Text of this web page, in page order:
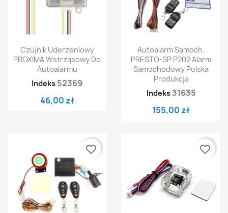
Czujnik Uderzeniowy
PROXIMA Wstrząsowy Do
Autoalarmu
Indeks 52369
46,00 zł
Autoalarm Samoch.
PRESTO-SP P202 Alarm
Samochodowy Polska
Produkcja
Indeks 31635
155,00 zł
favorite_border favorite_border